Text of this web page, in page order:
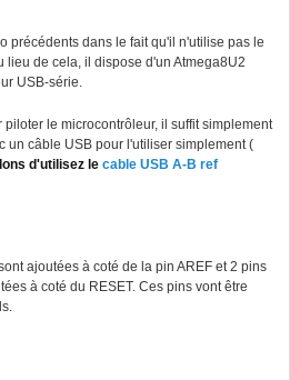
précédents dans le fait qu'il n'utilise pas le
lieu de cela, il dispose d'un Atmega8U2
USB-série.
piloter le microcontrôleur, il suffit simplement
un câble USB pour l'utiliser simplement (
d'utilisez lecable USB A-B ref
ajoutées à coté de la pin AREF et 2 pins
à coté du RESET. Ces pins vont être